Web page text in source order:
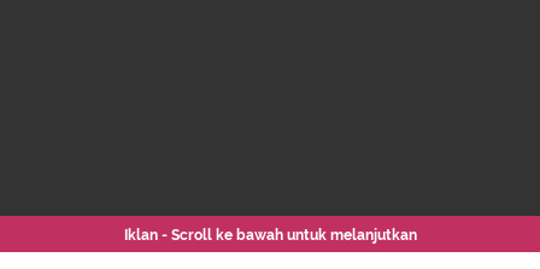
Iklan - Scroll ke bawah untuk melanjutkan